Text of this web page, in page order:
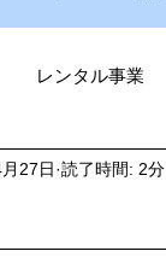
レンタル事業
減 ナノゾーン
27日 読了時間: 2分